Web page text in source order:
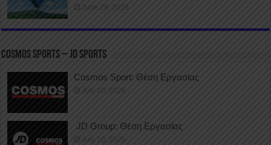
June 29, 2026
COSMOS SPORTS – JD SPORTS
Cosmos Sport: Θέση Εργασίας
July 10, 2026
JD Group: Θέση Εργασίας
July 10, 2026